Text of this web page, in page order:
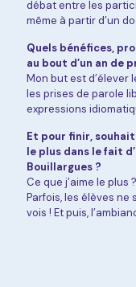
débat entre les
même à partir d’un
Quels bénéfices,
au bout d’un an de
Mon but est d’élever
les prises de parole
expressions
Et pour finir,
le plus dans le fait
Bouillargues ?
Ce que j’aime le
Parfois, les élèves ne
vois ! Et puis,